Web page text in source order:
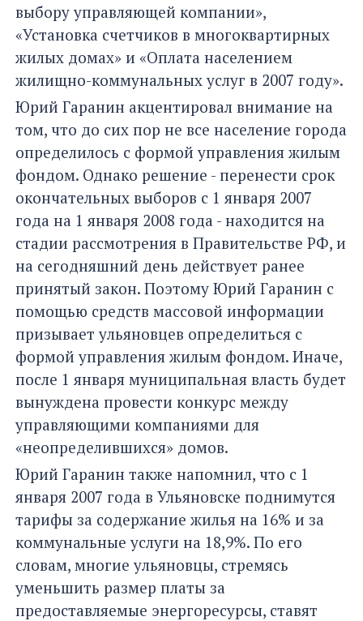
выбору управляющей компании»,
«Установка счетчиков в многоквартирных
жилых домах» и «Оплата населением
жилищно-коммунальных услуг в 2007 году».
Юрий Гаранин акцентировал внимание на
том, что до сих пор не все население города
определилось с формой управления жилым
фондом. Однако решение - перенести срок
окончательных выборов с 1 января 2007
года на 1 января 2008 года - находится на
стадии рассмотрения в Правительстве РФ, и
на сегодняшний день действует ранее
принятый закон. Поэтому Юрий Гаранин с
помощью средств массовой информации
призывает ульяновцев определиться с
формой управления жилым фондом. Иначе,
после 1 января муниципальная власть будет
вынуждена провести конкурс между
управляющими компаниями для
«неопределившихся» домов.
Юрий Гаранин также напомнил, что с 1
января 2007 года в Ульяновске поднимутся
тарифы за содержание жилья на 16% и за
коммунальные услуги на 18,9%. По его
словам, многие ульяновцы, стремясь
уменьшить размер платы за
предоставляемые энергоресурсы, ставят